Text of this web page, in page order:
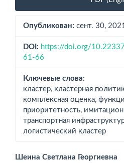
панель
статьи
Опубликован: сент. 30, 2021
DOI: https://doi.org/
61-66
Ключевые слова:
кластер, кластерная
комплексная оценка,
приоритетность,
транспортная
логистический кластер
Основное
Шеина Светлана Георгиевна